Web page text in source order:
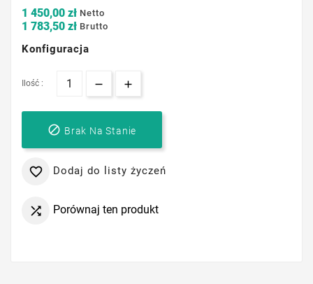
1 450,00 zł Netto
1 783,50 zł Brutto
Konfiguracja
Ilość :
 Brak Na Stanie
 Dodaj do listy życzeń
 Porównaj ten produkt